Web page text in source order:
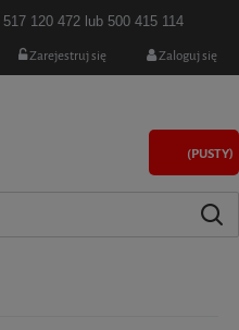
517 120 472 lub 500 415 114
Zarejestruj się Zaloguj się
(PUSTY)